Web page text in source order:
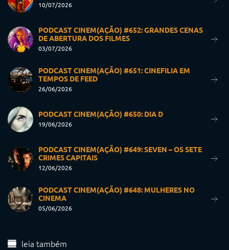
10/07/2026
PODCAST CINEM(AÇÃO) #652: GRANDES CENAS
DE ABERTURA DOS FILMES
03/07/2026
PODCAST CINEM(AÇÃO) #651: CINEFILIA EM
TEMPOS DE FEED
26/06/2026
PODCAST CINEM(AÇÃO) #650: DIA D
19/06/2026
PODCAST CINEM(AÇÃO) #649: SEVEN – OS SETE
CRIMES CAPITAIS
12/06/2026
PODCAST CINEM(AÇÃO) #648: MULHERES NO
CINEMA
05/06/2026
leia também